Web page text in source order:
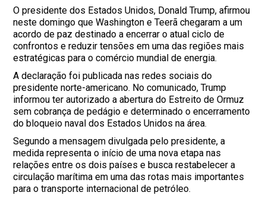
O presidente dos Estados Unidos, Donald Trump, afirmou
neste domingo que Washington e Teerã chegaram a um
acordo de paz destinado a encerrar o atual ciclo de
confrontos e reduzir tensões em uma das regiões mais
estratégicas para o comércio mundial de energia.
A declaração foi publicada nas redes sociais do
presidente norte-americano. No comunicado, Trump
informou ter autorizado a abertura do Estreito de Ormuz
sem cobrança de pedágio e determinado o encerramento
do bloqueio naval dos Estados Unidos na área.
Segundo a mensagem divulgada pelo presidente, a
medida representa o início de uma nova etapa nas
relações entre os dois países e busca restabelecer a
circulação marítima em uma das rotas mais importantes
para o transporte internacional de petróleo.